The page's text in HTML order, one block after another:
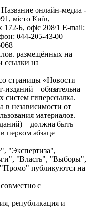
онлайн-медиа -
місто Київ,
Б, офіс 208/1 E-mail:
044-205-43-00
размещённых на
ссылки на
страницы «Новости
– обязательна
систем гиперссылка.
в независимости от
материалов.
– должна быть
первом абзаце
"Экспертиза",
"Власть", "Выборы",
публикуются на
с
републикация и